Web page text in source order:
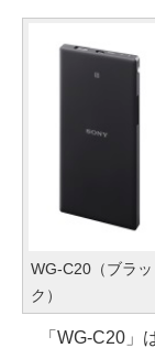
WG-C20（ブラッ
ク）
「WG-C20」